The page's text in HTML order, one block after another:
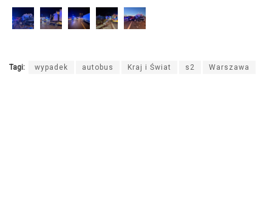
Tagi: wypadek autobus Kraj i Świat s2 Warszawa